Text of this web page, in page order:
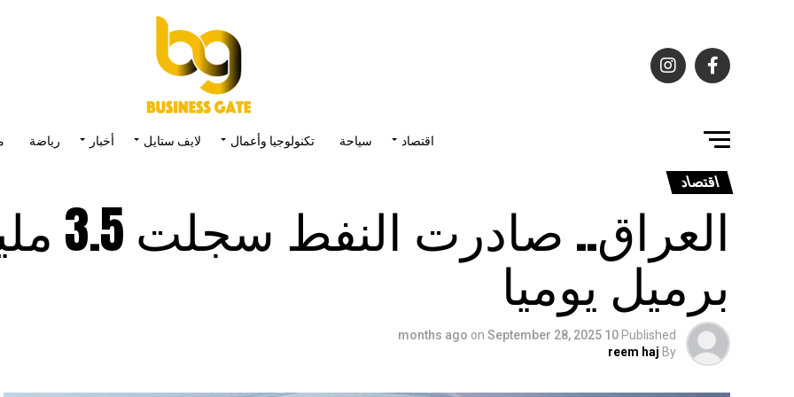
اقتصاد سياحة تكنولوجيا وأعمال لايف ستايل أخبار رياضة
اقتصاد
العراق..
برميل يوميا
Published
10 months ago
on September 28, 2025
By
reem haj